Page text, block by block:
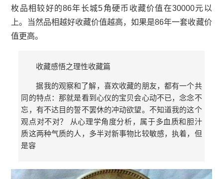
枚品相较好的86年长城5角硬币收藏价值在30000元以
上。当然品相越好收藏价值越高，如果是86年一套收藏价
值更高。
收藏感悟之理性收藏篇
据我的观察和了解，喜欢收藏的朋友，都有一个共
同的特点：那就是看到心仪的宝贝会心动不已，念念不
忘，有不达目的誓不罢休的冲动欲望。不知道我的这个
观点对不对？ 从心理学角度分析，属于多血质和胆汁
质这两种气质的人，多半对新事物比较敏感，执着，但
是容